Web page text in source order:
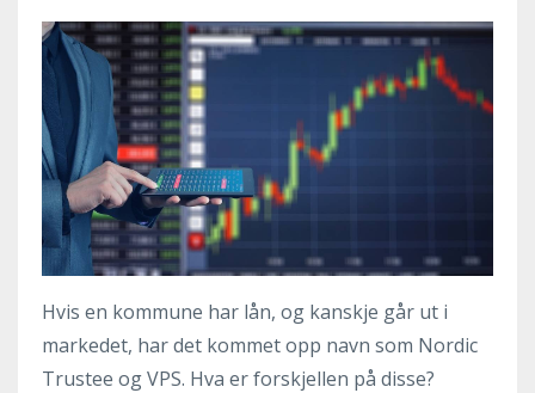
Hvis en kommune har lån, og kanskje går ut i
markedet, har det kommet opp navn som Nordic
Trustee og VPS. Hva er forskjellen på disse?